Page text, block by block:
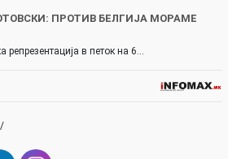
ПРОТИВ БЕЛГИЈА МОРАМЕ
в петок на 6…
/